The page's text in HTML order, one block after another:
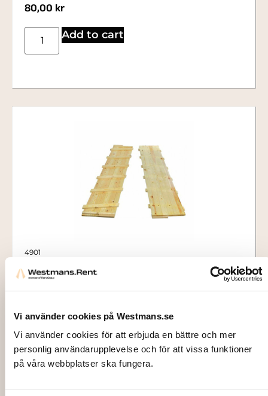
Vi använder cookies på Westmans.se
Vi använder cookies för att erbjuda en bättre och mer
personlig användarupplevelse och för att vissa funktioner
på våra webbplatser ska fungera.
80,00 kr
Add to cart
4901
FLOORING, Wood, incl. installation (per
sqm)
Add to cart